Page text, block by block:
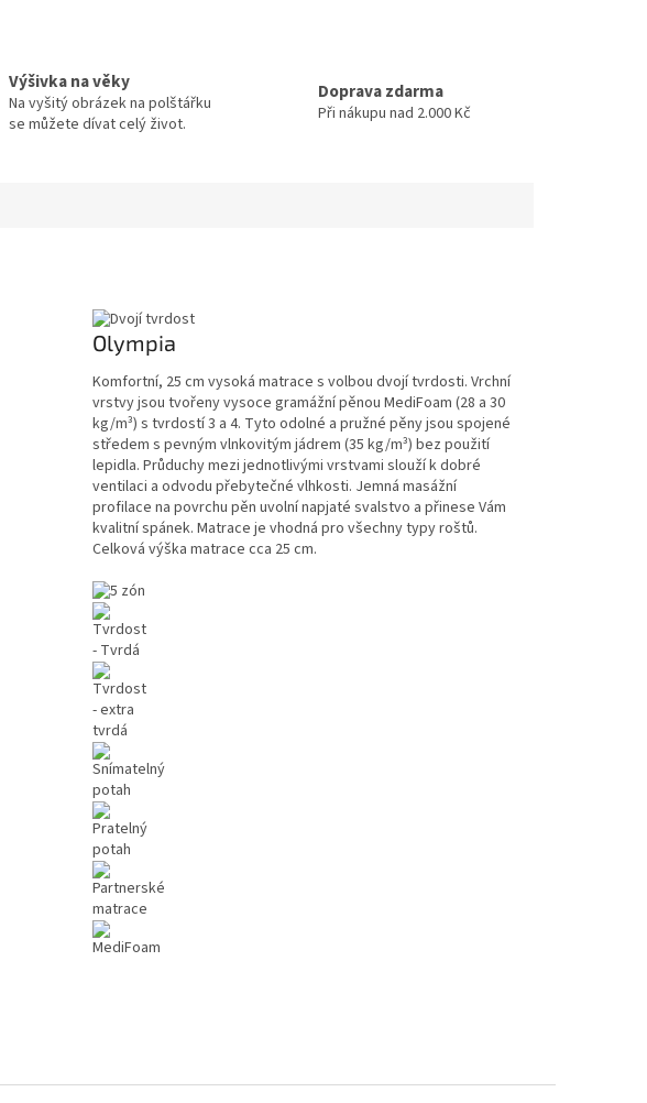
Výšivka na věky
Na vyšitý obrázek na polštářku
se můžete dívat celý život.
Doprava zdarma
Při nákupu nad 2.000 Kč
Olympia
Komfortní, 25 cm vysoká matrace s volbou dvojí tvrdosti. Vrchní
vrstvy jsou tvořeny vysoce gramážní pěnou MediFoam (28 a 30
kg/m³) s tvrdostí 3 a 4. Tyto odolné a pružné pěny jsou spojené
středem s pevným vlnkovitým jádrem (35 kg/m³) bez použití
lepidla. Průduchy mezi jednotlivými vrstvami slouží k dobré
ventilaci a odvodu přebytečné vlhkosti. Jemná masážní
profilace na povrchu pěn uvolní napjaté svalstvo a přinese Vám
kvalitní spánek. Matrace je vhodná pro všechny typy roštů.
Celková výška matrace cca 25 cm.